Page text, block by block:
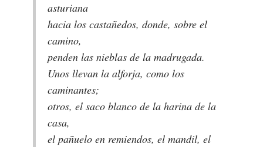
asturiana
hacia los castañedos, donde, sobre el
camino,
penden las nieblas de la madrugada.
Unos llevan la alforja, como los
caminantes;
otros, el saco blanco de la harina de la
casa,
el pañuelo en remiendos, el mandil, el